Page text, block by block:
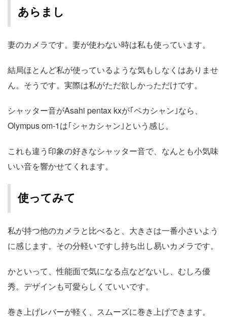
あらまし
妻のカメラです。妻が使わない時は私も使っています。
結局ほとんど私が使っているような気もしなくはありませ
ん。そうです。実際は私がただ欲しかっただけです。
シャッター音がAsahi pentax kxが｢ペカシャン｣なら、
Olympus om-1は｢シャカシャン｣という感じ。
これも違う印象の好きなシャッター音で、なんとも小気味
いい音を響かせてくれます。
使ってみて
私が持つ他のカメラと比べると、大きさは一番小さいよう
に感じます。その分軽いですし持ち出し易いカメラです。
かといって、性能面で気になる点などないし、むしろ優
秀。デザインも可愛らしくていいです。
巻き上げレバーが軽く、スムーズに巻き上げできます。